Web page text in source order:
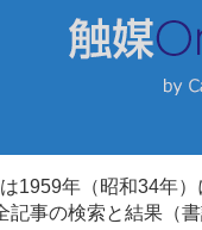
1959年（昭和34年
記事の検索と結果（